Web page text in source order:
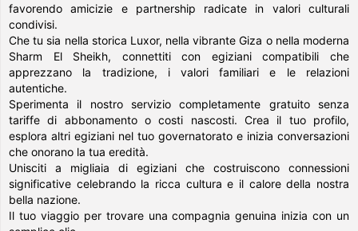
favorendo amicizie e partnership radicate in valori culturali
condivisi.
Che tu sia nella storica Luxor, nella vibrante Giza o nella moderna
Sharm El Sheikh, connettiti con egiziani compatibili che
apprezzano la tradizione, i valori familiari e le relazioni
autentiche.
Sperimenta il nostro servizio completamente gratuito senza
tariffe di abbonamento o costi nascosti. Crea il tuo profilo,
esplora altri egiziani nel tuo governatorato e inizia conversazioni
che onorano la tua eredità.
Unisciti a migliaia di egiziani che costruiscono connessioni
significative celebrando la ricca cultura e il calore della nostra
bella nazione.
Il tuo viaggio per trovare una compagnia genuina inizia con un